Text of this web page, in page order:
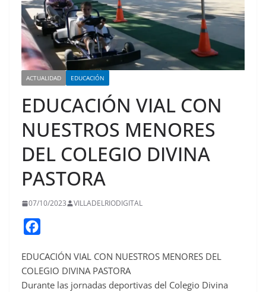
ACTUALIDAD EDUCACIÓN
EDUCACIÓN VIAL CON
NUESTROS MENORES
DEL COLEGIO DIVINA
PASTORA
07/10/2023 VILLADELRIODIGITAL
c
e
EDUCACIÓN VIAL CON NUESTROS MENORES DEL
COLEGIO DIVINA PASTORA
Durante las jornadas deportivas del Colegio Divina